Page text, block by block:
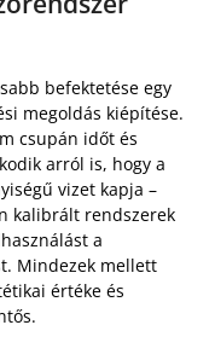
befektetése egy
megoldás kiépítése.
csupán időt és
arról is, hogy a
vizet kapja –
kalibrált rendszerek
a
Mindezek mellett
értéke és